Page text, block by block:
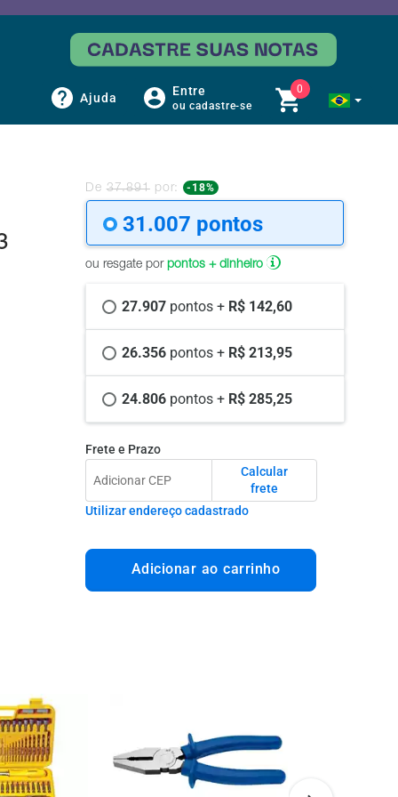
Ajuda Entre
ou cadastre-se
0
De 37.891por: -18%
31.007 pontos
ou resgate por pontos + dinheiro
27.907 pontos + R$ 142,60
26.356 pontos + R$ 213,95
24.806 pontos + R$ 285,25
Frete e Prazo
Calcular
frete
Utilizar endereço cadastrado
Adicionar ao carrinho